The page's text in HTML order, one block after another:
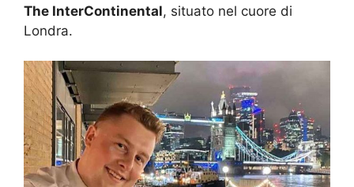
The InterContinental, situato nel cuore di
Londra.